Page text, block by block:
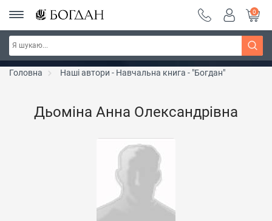
РОЗПРОДАЖ ~ 150 грн ~ 200 грн ~ 250 грн ~
300 грн ~ РОЗПРОДАЖ
Дізнатись більше
0
Головна Наші автори - Навчальна книга - "Богдан"
Дьоміна Анна Олександрівна